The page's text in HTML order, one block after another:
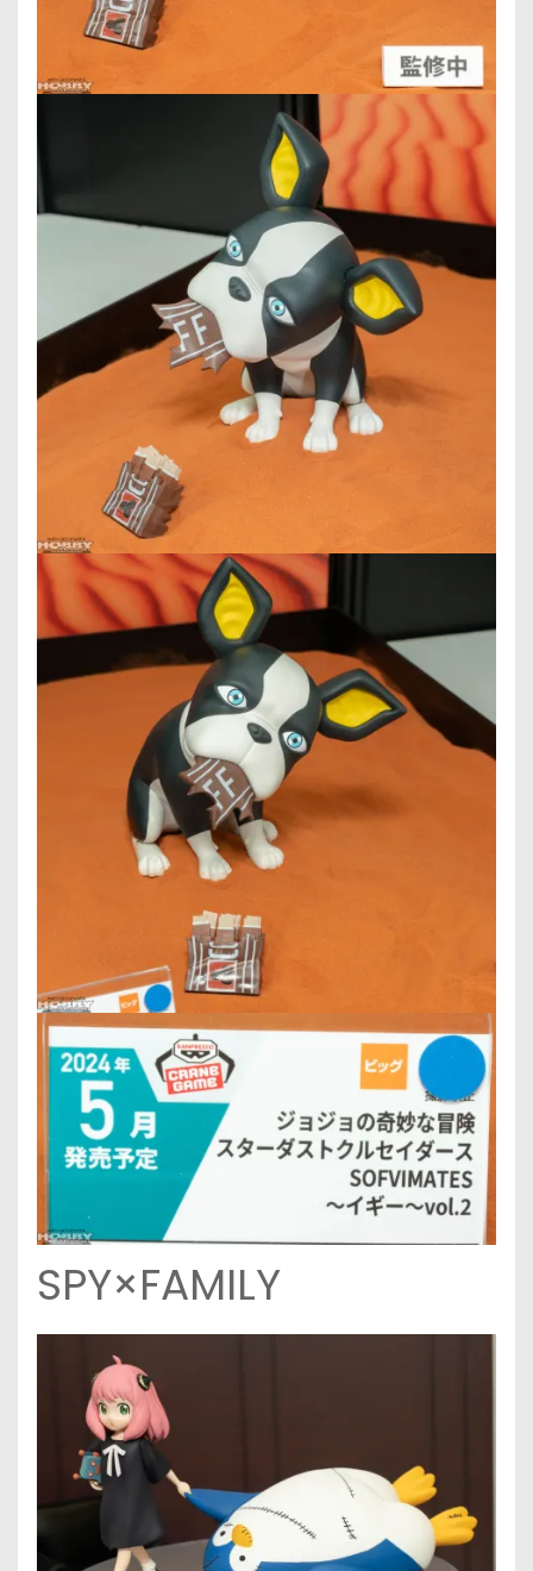
SPY×FAMILY